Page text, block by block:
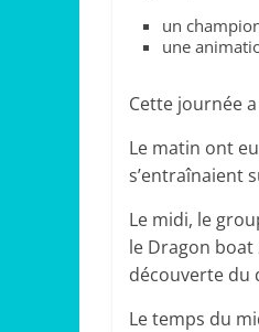
un
une
Cette journée
Le matin ont
s’entraînaient
Le midi, le
le Dragon boat
découverte du
Le temps du